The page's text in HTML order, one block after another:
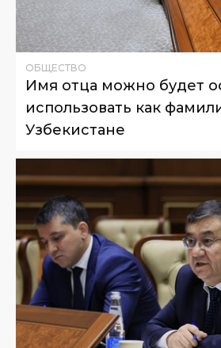
ОБЩЕСТВО
Имя отца можно будет
использовать как
Узбекистане